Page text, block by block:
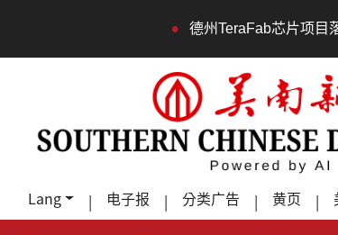
德州TeraFab芯片项目落户奥斯汀 马斯
Lang | 电子报 | 分类广告 | 黄页 |